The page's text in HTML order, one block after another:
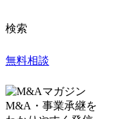
検索
無料相談
M&A・事業承継を